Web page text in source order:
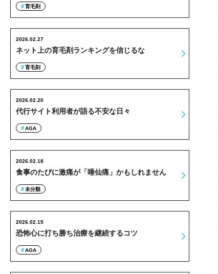
育毛剤
ネット上の育毛剤ランキングを信じるな
2026.02.27
育毛剤
代行サイト利用者が語る不安な日々
2026.02.20
AGA
食事のたびに激痛が「唾仙痛」かもしれません
2026.02.18
未分類
恐怖心に打ち勝ち治療を継続するコツ
2026.02.15
AGA